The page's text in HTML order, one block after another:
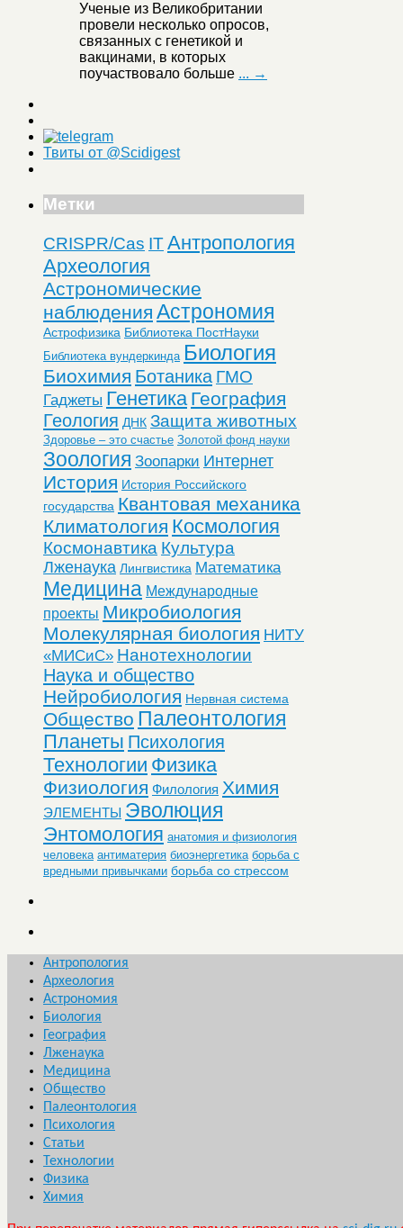
Ученые из Великобритании
провели несколько опросов,
связанных с генетикой и
вакцинами, в которых
поучаствовало больше ... →
Твиты от @Scidigest
Метки
CRISPR/Cas ITАнтропология
Археология
Астрономические
наблюдения Астрономия
Астрофизика Библиотека ПостНауки
Библиотека вундеркинда Биология
Биохимия Ботаника ГМО
Гаджеты Генетика География
Геология ДНК Защита животных
Здоровье – это счастье Золотой фонд науки
Зоология Зоопарки Интернет
История История Российского
государства Квантовая механика
Климатология Космология
Космонавтика Культура
Лженаука Лингвистика Математика
Медицина Международные
проекты Микробиология
Молекулярная биология НИТУ
«МИСиС» Нанотехнологии
Наука и общество
Нейробиология Нервная система
Общество Палеонтология
Планеты Психология
Технологии Физика
Физиология Филология Химия
ЭЛЕМЕНТЫ Эволюция
Энтомология анатомия и физиология
человека антиматерия биоэнергетика борьба с
вредными привычками борьба со стрессом
Антропология
Археология
Астрономия
Биология
География
Лженаука
Медицина
Общество
Палеонтология
Психология
Статьи
Технологии
Физика
Химия